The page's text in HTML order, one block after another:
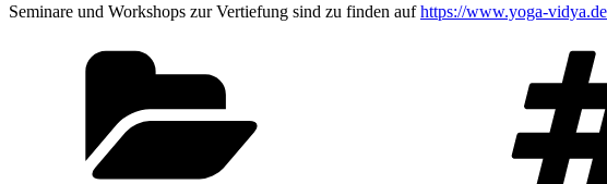
Seminare und Workshops zur Vertiefung sind zu finden aufhttps://www.yoga-